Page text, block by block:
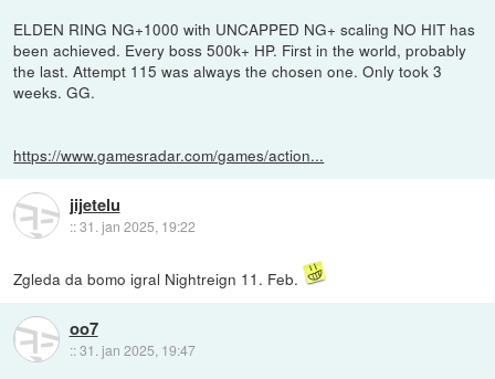
ELDEN RING NG+1000 with UNCAPPED NG+ scaling NO HIT has
been achieved. Every boss 500k+ HP. First in the world, probably
the last. Attempt 115 was always the chosen one. Only took 3
weeks. GG.
https://www.gamesradar.com/games/action...
jijetelu
::31. jan 2025, 19:22
Zgleda da bomo igral Nightreign 11. Feb.
oo7
::31. jan 2025, 19:47